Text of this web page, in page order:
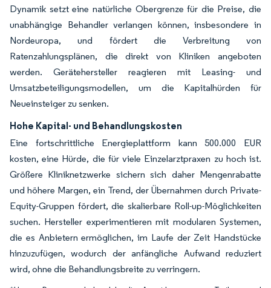
Dynamik setzt eine natürliche Obergrenze für die Preise, die
unabhängige Behandler verlangen können, insbesondere in
Nordeuropa, und fördert die Verbreitung von
Ratenzahlungsplänen, die direkt von Kliniken angeboten
werden. Gerätehersteller reagieren mit Leasing- und
Umsatzbeteiligungsmodellen, um die Kapitalhürden für
Neueinsteiger zu senken.
Hohe Kapital- und Behandlungskosten
Eine fortschrittliche Energieplattform kann 500.000 EUR
kosten, eine Hürde, die für viele Einzelarztpraxen zu hoch ist.
Größere Kliniknetzwerke sichern sich daher Mengenrabatte
und höhere Margen, ein Trend, der Übernahmen durch Private-
Equity-Gruppen fördert, die skalierbare Roll-up-Möglichkeiten
suchen. Hersteller experimentieren mit modularen Systemen,
die es Anbietern ermöglichen, im Laufe der Zeit Handstücke
hinzuzufügen, wodurch der anfängliche Aufwand reduziert
wird, ohne die Behandlungsbreite zu verringern.